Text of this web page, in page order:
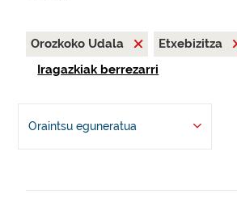
Orozkoko Udala Etxebizitza
Iragazkiak berrezarri
Oraintsu eguneratua